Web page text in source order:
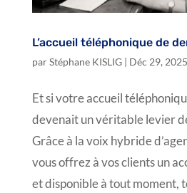
L’accueil téléphonique de
parStéphane KISLIG| Déc 29, 2025
Et si votre accueil
devenait un véritable levier
Grâce à la voix hybride
vous offrez à vos clients un
et disponible à tout moment,